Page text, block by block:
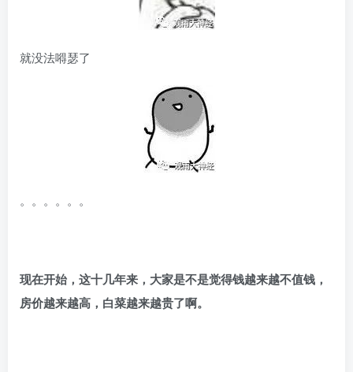
就没法嘚瑟了
。。。。。。
现在开始，这十几年来，大家是不是觉得钱越来越不值钱，
房价越来越高，白菜越来越贵了啊。